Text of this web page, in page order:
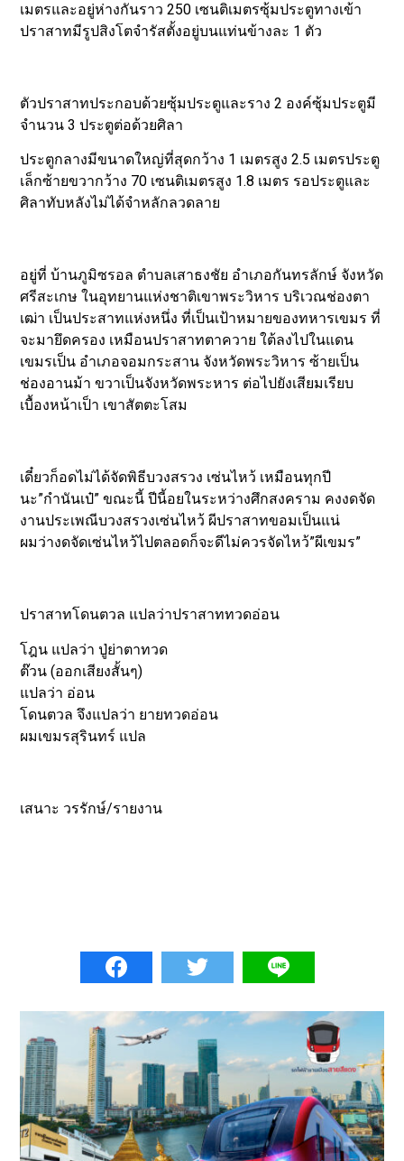
เมตรและอยู่ห่างกันราว 250 เซนติเมตรซุ้มประตูทางเข้า
ปราสาทมีรูปสิงโตจำรัสตั้งอยู่บนแท่นข้างละ 1 ตัว
ตัวปราสาทประกอบด้วยซุ้มประตูและราง 2 องค์ซุ้มประตูมี
จำนวน 3 ประตูต่อด้วยศิลา
ประตูกลางมีขนาดใหญ่ที่สุดกว้าง 1 เมตรสูง 2.5 เมตรประตู
เล็กซ้ายขวากว้าง 70 เซนติเมตรสูง 1.8 เมตร รอประตูและ
ศิลาทับหลังไม่ได้จำหลักลวดลาย
อยู่ที่ บ้านภูมิซรอล ตำบลเสาธงชัย อำเภอกันทรลักษ์ จังหวัด
ศรีสะเกษ ในอุทยานแห่งชาติเขาพระวิหาร บริเวณช่องตา
เฒ่า เป็นประสาทแห่งหนึ่ง ที่เป็นเป้าหมายของทหารเขมร ที่
จะมายึดครอง เหมือนปราสาทตาควาย ใต้ลงไปในแดน
เขมรเป็น อำเภอจอมกระสาน จังหวัดพระวิหาร ซ้ายเป็น
ช่องอานม้า ขวาเป็นจังหวัดพระหาร ต่อไปยังเสียมเรียบ
เบื้องหน้าเป็า เขาสัตตะโสม
เดี๋ยวก็อดไม่ได้จัดพิธีบวงสรวง เซ่นไหว้ เหมือนทุกปี
นะ”กำนันเป๋” ขณะนี้ ปีนี้อยในระหว่างศึกสงคราม คงงดจัด
งานประเพณีบวงสรวงเซ่นไหว้ ผีปราสาทขอมเป็นแน่
ผมว่างดจัดเซ่นไหว้ไปตลอดก็จะดีไม่ควรจัดไหว้”ผีเขมร”
ปราสาทโดนตวล แปลว่าปราสาททวดอ่อน
โฎน แปลว่า ปู่ย่าตาทวด
ต๊วน (ออกเสียงสั้นๆ)
แปลว่า อ่อน
โดนตวล จึงแปลว่า ยายทวดอ่อน
ผมเขมรสุรินทร์ แปล
เสนาะ วรรักษ์/รายงาน